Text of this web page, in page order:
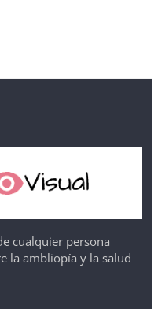
cualquier persona
la ambliopía y la salud